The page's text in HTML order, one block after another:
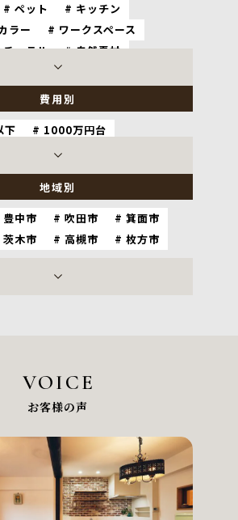
ペット
キッチン
ラー
ワークスペース
チュラル
自然素材
ホテルライク
費用別
下
1000万円台
3000万円以上
地域別
豊中市 吹田市
箕面市
茨木市 高槻市
枚方市
VOICE
お客様の声